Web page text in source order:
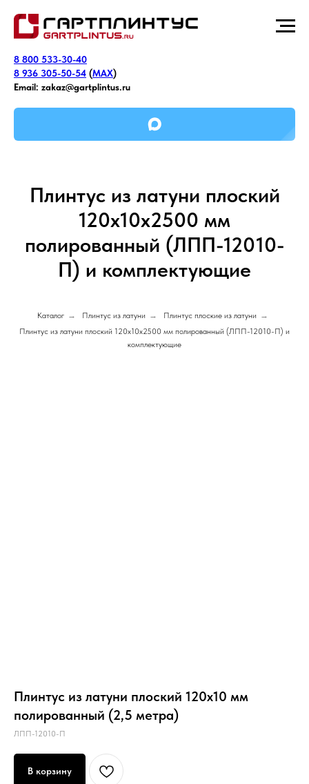
8 800 533-30-40
8 936 305-50-54 (MAX)
Email: zakaz@gartplintus.ru
Плинтус из латуни плоский
120х10х2500 мм
полированный (ЛПП-12010-
П) и комплектующие
Каталог → Плинтус из латуни → Плинтус плоские из латуни →
Плинтус из латуни плоский 120х10х2500 мм полированный (ЛПП-12010-П) и
комплектующие
Плинтус из латуни плоский 120х10 мм
полированный (2,5 метра)
ЛПП-12010-П
В корзину